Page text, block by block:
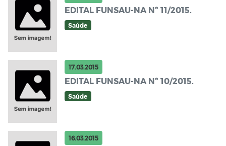
EDITAL FUNSAU-NA Nº 11/2015.
Saúde
17.03.2015
EDITAL FUNSAU-NA Nº 10/2015.
Saúde
16.03.2015